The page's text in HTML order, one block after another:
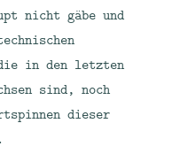
nicht gäbe und
in den letzten
sind, noch
dieser